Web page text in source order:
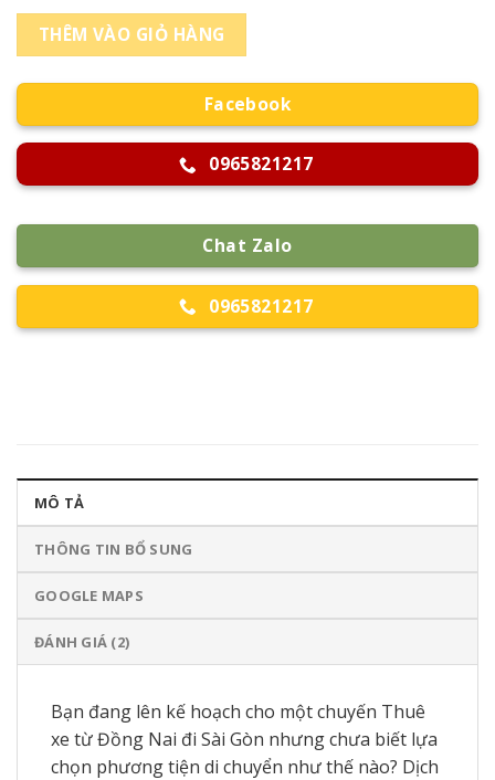
THÊM VÀO GIỎ HÀNG
Facebook
0965821217
Chat Zalo
0965821217
MÔ TẢ
THÔNG TIN BỔ SUNG
GOOGLE MAPS
ĐÁNH GIÁ (2)
Bạn đang lên kế hoạch cho một chuyến Thuê
xe từ Đồng Nai đi Sài Gòn nhưng chưa biết lựa
chọn phương tiện di chuyển như thế nào? Dịch